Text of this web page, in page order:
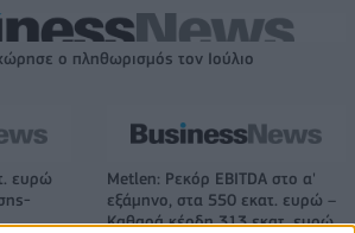
ο πληθωρισμός τον Ιούλιο
ευρώ
Metlen: Ρεκόρ EBITDA στο α'
εξάμηνο, στα 550 εκατ. ευρώ –
Καθαρά κέρδη 313 εκατ. ευρώ